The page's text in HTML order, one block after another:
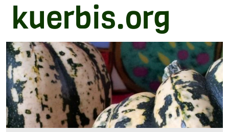
Zum Hauptinhalt springen
kuerbis.org